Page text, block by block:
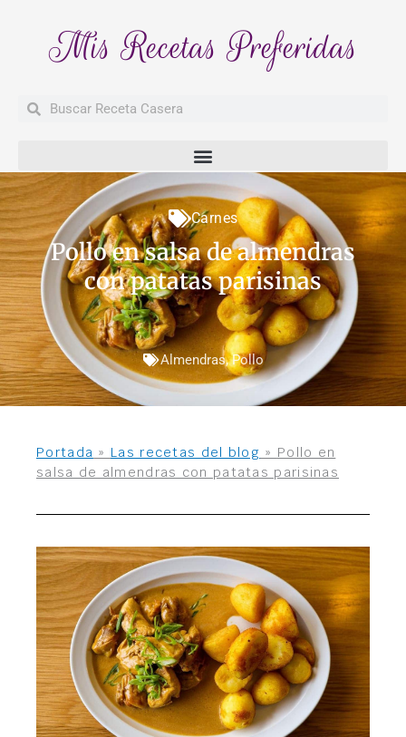
Mis Recetas Preferidas
BuscarBuscar
Carnes
Pollo en salsa de almendras
con patatas parisinas
Almendras,Pollo
Portada » Las recetas del blog » Pollo en
salsa de almendras con patatas parisinas